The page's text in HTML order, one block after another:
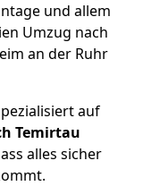
und allem
Umzug nach
an der Ruhr
auf
Temirtau
alles sicher